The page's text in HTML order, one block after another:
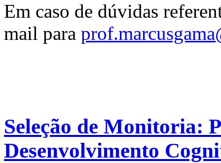
Em caso de dúvidas
mail para
Seleção de Monitoria:
Desenvolvimento